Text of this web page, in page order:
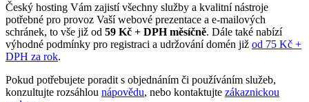
Český hosting Vám zajistí všechny služby a kvalitní nástroje
potřebné pro provoz Vaší webové prezentace a e‑mailových
schránek, to vše již od 59 Kč + DPH měsíčně. Dále také nabízí
výhodné podmínky pro registraci a udržování domén již od 75 Kč +
DPH za rok.
Pokud potřebujete poradit s objednáním či používáním služeb,
konzultujte rozsáhlou nápovědu, nebo kontaktujte zákaznickou